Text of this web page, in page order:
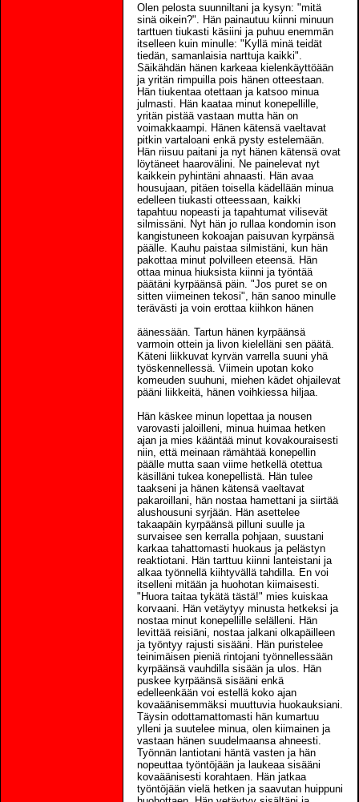
Olen pelosta suunniltani ja kysyn: "mitä
sinä oikein?". Hän painautuu kiinni minuun
tarttuen tiukasti käsiini ja puhuu enemmän
itselleen kuin minulle: "Kyllä minä teidät
tiedän, samanlaisia narttuja kaikki".
Säikähdän hänen karkeaa kielenkäyttöään
ja yritän rimpuilla pois hänen otteestaan.
Hän tiukentaa otettaan ja katsoo minua
julmasti. Hän kaataa minut konepellille,
yritän pistää vastaan mutta hän on
voimakkaampi. Hänen kätensä vaeltavat
pitkin vartaloani enkä pysty estelemään.
Hän riisuu paitani ja nyt hänen kätensä ovat
löytäneet haarovälini. Ne painelevat nyt
kaikkein pyhintäni ahnaasti. Hän avaa
housujaan, pitäen toisella kädellään minua
edelleen tiukasti otteessaan, kaikki
tapahtuu nopeasti ja tapahtumat vilisevät
silmissäni. Nyt hän jo rullaa kondomin ison
kangistuneen kokoajan paisuvan kyrpänsä
päälle. Kauhu paistaa silmistäni, kun hän
pakottaa minut polvilleen eteensä. Hän
ottaa minua hiuksista kiinni ja työntää
päätäni kyrpäänsä päin. "Jos puret se on
sitten viimeinen tekosi", hän sanoo minulle
terävästi ja voin erottaa kiihkon hänen
äänessään. Tartun hänen kyrpäänsä
varmoin ottein ja livon kielelläni sen päätä.
Käteni liikkuvat kyrvän varrella suuni yhä
työskennellessä. Viimein upotan koko
komeuden suuhuni, miehen kädet ohjailevat
pääni liikkeitä, hänen voihkiessa hiljaa.
Hän käskee minun lopettaa ja nousen
varovasti jaloilleni, minua huimaa hetken
ajan ja mies kääntää minut kovakouraisesti
niin, että meinaan rämähtää konepellin
päälle mutta saan viime hetkellä otettua
käsilläni tukea konepellistä. Hän tulee
taakseni ja hänen kätensä vaeltavat
pakaroillani, hän nostaa hamettani ja siirtää
alushousuni syrjään. Hän asettelee
takaapäin kyrpäänsä pilluni suulle ja
survaisee sen kerralla pohjaan, suustani
karkaa tahattomasti huokaus ja pelästyn
reaktiotani. Hän tarttuu kiinni lanteistani ja
alkaa työnnellä kiihtyvällä tahdilla. En voi
itselleni mitään ja huohotan kiimaisesti.
"Huora taitaa tykätä tästä!" mies kuiskaa
korvaani. Hän vetäytyy minusta hetkeksi ja
nostaa minut konepellille selälleni. Hän
levittää reisiäni, nostaa jalkani olkapäilleen
ja työntyy rajusti sisääni. Hän puristelee
teinimäisen pieniä rintojani työnnellessään
kyrpäänsä vauhdilla sisään ja ulos. Hän
puskee kyrpäänsä sisääni enkä
edelleenkään voi estellä koko ajan
kovaäänisemmäksi muuttuvia huokauksiani.
Täysin odottamattomasti hän kumartuu
ylleni ja suutelee minua, olen kiimainen ja
vastaan hänen suudelmaansa ahneesti.
Työnnän lantiotani häntä vasten ja hän
nopeuttaa työntöjään ja laukeaa sisääni
kovaäänisesti korahtaen. Hän jatkaa
työntöjään vielä hetken ja saavutan huippuni